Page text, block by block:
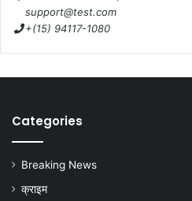
support@test.com
+(15) 94117-1080
Categories
Breaking News
क्राइम